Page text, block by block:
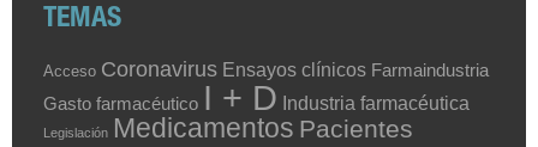
TEMAS
Acceso Coronavirus Ensayos clínicos Farmaindustria
Gasto farmacéutico I + D Industria farmacéutica
Legislación Medicamentos Pacientes